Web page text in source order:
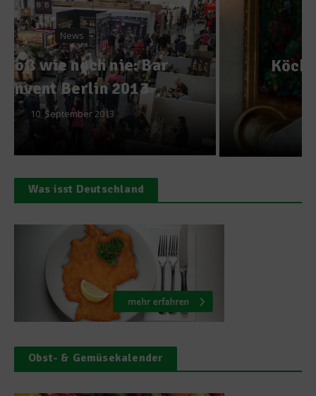
Spitzenköche
Köche à la Carte – Kilian
Frank
28. Juli 2020
Was isst Deutschland
Obst- & Gemüsekalender